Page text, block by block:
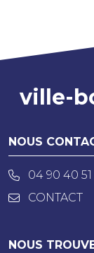
ville-
NOUS
04 90 40
CONTACT
NOUS